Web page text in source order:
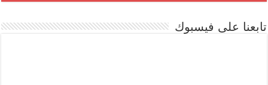
تابعنا على فيسبوك